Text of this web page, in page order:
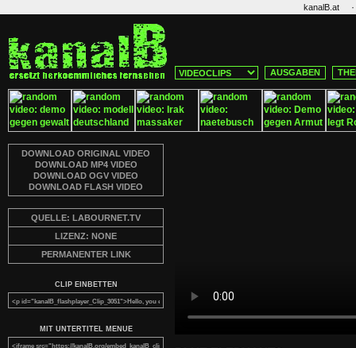
kanalB.at ·
AUSGABEN
DOWNLOAD ORIGINAL VIDEO
DOWNLOAD MP4 VIDEO
DOWNLOAD OGV VIDEO
DOWNLOAD FLASH VIDEO
QUELLE: LABOURNET.TV
LIZENZ: NONE
PERMANENTER LINK
CLIP EINBETTEN
MIT UNTERTITEL MENUE